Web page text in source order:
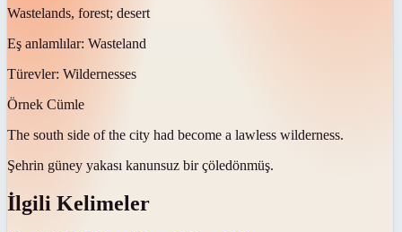
Wastelands, forest; desert
Eş anlamlılar: Wasteland
Türevler: Wildernesses
Örnek Cümle
The south side of the city had become a lawless wilderness.
Şehrin güney yakası kanunsuz bir çöledönmüş.
İlgili Kelimeler